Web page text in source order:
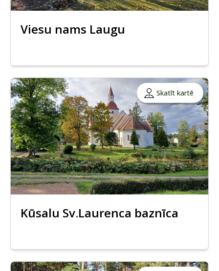
Viesu nams Laugu
Skatīt kartē
Kūsalu Sv.Laurenca baznīca